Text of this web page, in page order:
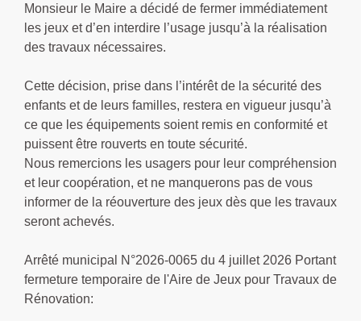
Monsieur le Maire a décidé de fermer immédiatement
les jeux et d’en interdire l’usage jusqu’à la réalisation
des travaux nécessaires.
Cette décision, prise dans l’intérêt de la sécurité des
enfants et de leurs familles, restera en vigueur jusqu’à
ce que les équipements soient remis en conformité et
puissent être rouverts en toute sécurité.
Nous remercions les usagers pour leur compréhension
et leur coopération, et ne manquerons pas de vous
informer de la réouverture des jeux dès que les travaux
seront achevés.
Arrêté municipal N°2026-0065 du 4 juillet 2026 Portant
fermeture temporaire de l'Aire de Jeux pour Travaux de
Rénovation: